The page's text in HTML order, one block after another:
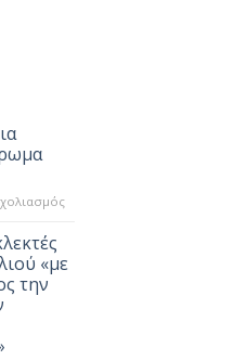
στο
με
«με
την